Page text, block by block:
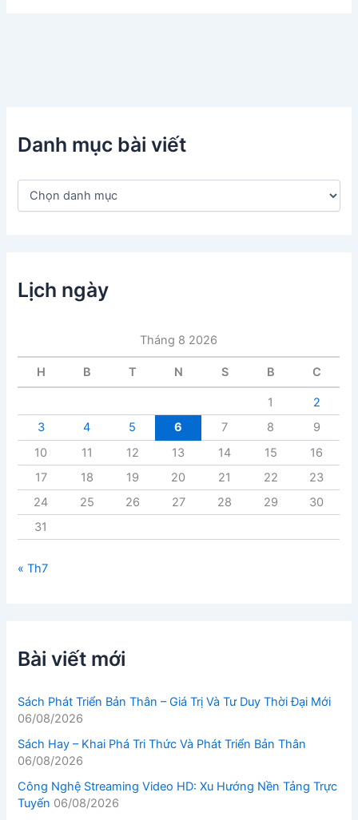
Danh mục bài viết
D
c
b
i
Lịch ngày
Tháng 8 2026
H B T N S B C
1
2
3
4 5 6 7 8
9
10
11 12 13 14 15
16
17
18 19 20 21 22
23
24
25 26 27 28 29
30
31
« Th7
Bài viết mới
Sách Phát Triển Bản Thân – Giá Trị Và Tư Duy Thời Đại Mới
06/08/2026
Sách Hay – Khai Phá Tri Thức Và Phát Triển Bản Thân
06/08/2026
Công Nghệ Streaming Video HD: Xu Hướng Nền Tảng Trực
Tuyến 06/08/2026